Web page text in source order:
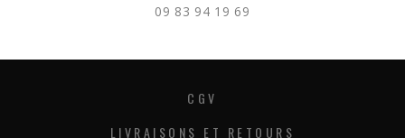
09 83 94 19 69
CGV
LIVRAISONS ET RETOURS